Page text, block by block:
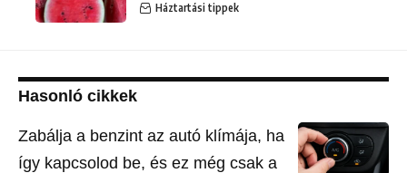
Háztartási tippek
Hasonló cikkek
Zabálja a benzint az autó klímája, ha
így kapcsolod be, és ez még csak a